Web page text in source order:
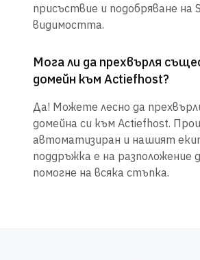
присъствие и подобряване на
видимостта.
Мога ли да прехвърля
домейн към Actiefhost?
Да! Можете лесно да
домейна си към Actiefhost.
автоматизиран и нашият
поддръжка е на разположение
помогне на всяка стъпка.